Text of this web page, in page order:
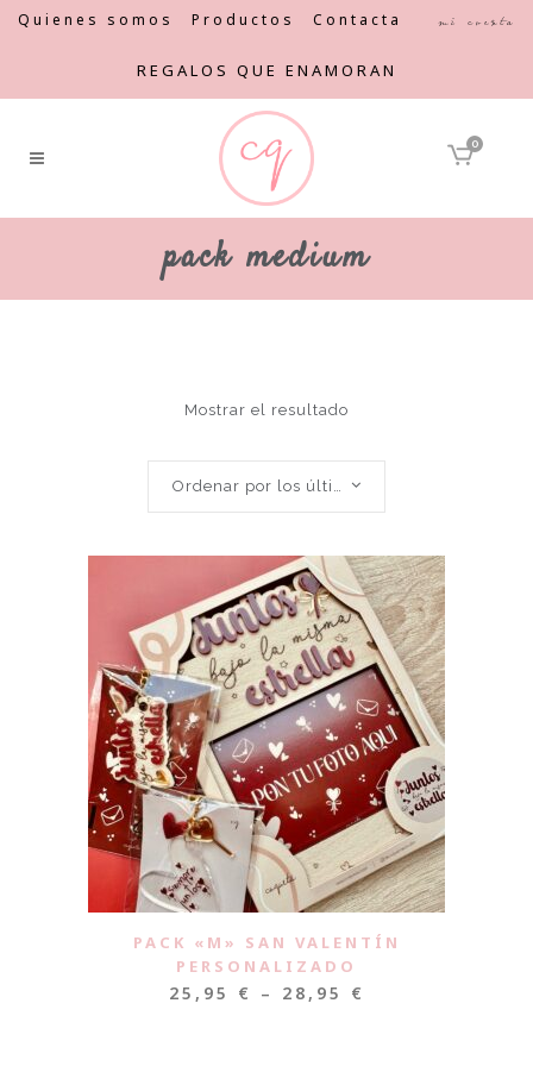
Quienes somos Productos Contacta Mi cuenta
REGALOS QUE ENAMORAN
0
pack medium
Mostrar el resultado
Ordenar por los últimos
PACK «M» SAN VALENTÍN
PERSONALIZADO
25,95 € – 28,95 €